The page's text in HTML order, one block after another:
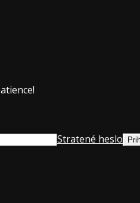
Stratené heslo